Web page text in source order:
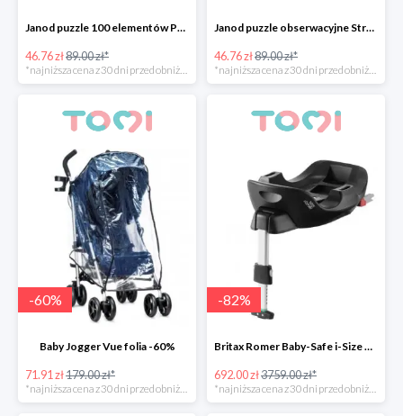
Janod puzzle 100 elementów Podwodny Świat -47%
46.76 zł89.00 zł*
Janod puzzle obserwacyjne Straż pożarna -47%
46.76 zł89.00 zł*
-60%
Baby Jogger Vue folia -60%
71.91 zł179.00 zł*
*najniższa cena z 30 dni przed obniżką
-82%
Britax Romer Baby-Safe i-Size Flex Base -82%
692.00 zł3759.00 zł*
*najniższa cena z 30 dni przed obniżką